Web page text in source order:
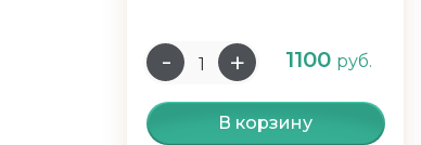
1100 руб.
В корзину